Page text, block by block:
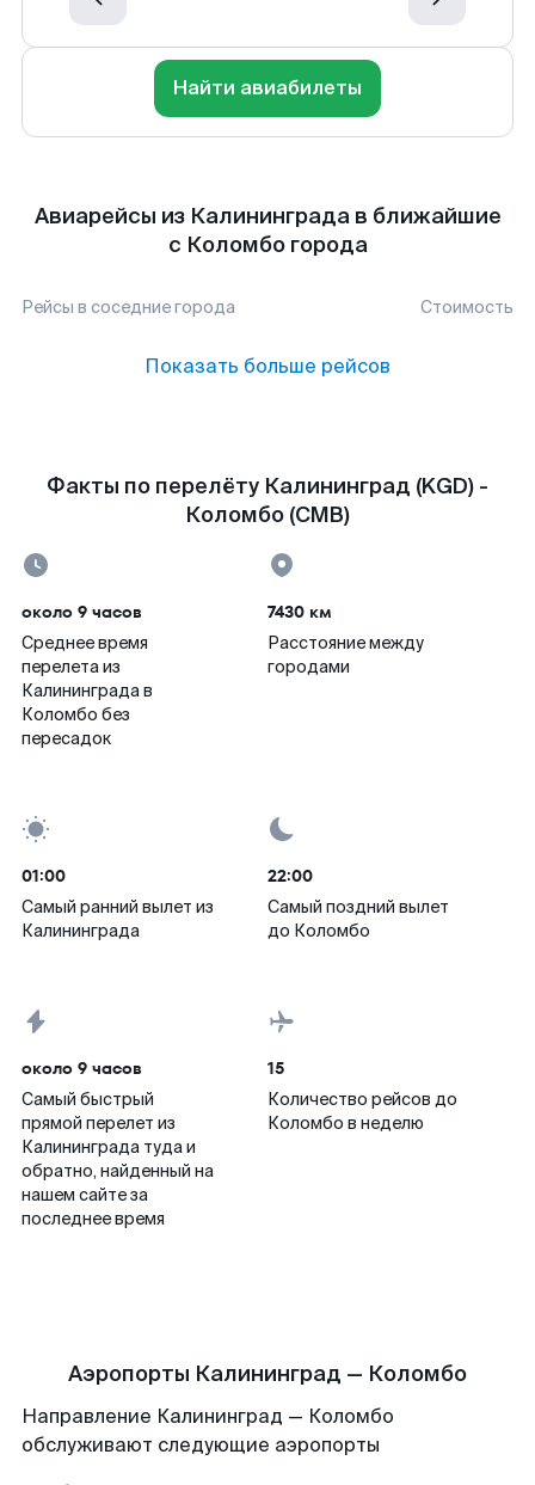
Найти авиабилеты
Авиарейсы из Калининграда в ближайшие
с Коломбо города
Рейсы в соседние города Стоимость
Показать больше рейсов
Факты по перелёту Калининград (KGD) -
Коломбо (CMB)
около 9 часов
Среднее время
перелета из
Калининграда в
Коломбо без
пересадок
7430 км
Расстояние между
городами
01:00
Самый ранний вылет из
Калининграда
22:00
Самый поздний вылет
до Коломбо
около 9 часов
Самый быстрый
прямой перелет из
Калининграда туда и
обратно, найденный на
нашем сайте за
последнее время
15
Количество рейсов до
Коломбо в неделю
Аэропорты Калининград — Коломбо
Направление Калининград — Коломбо
обслуживают следующие аэропорты